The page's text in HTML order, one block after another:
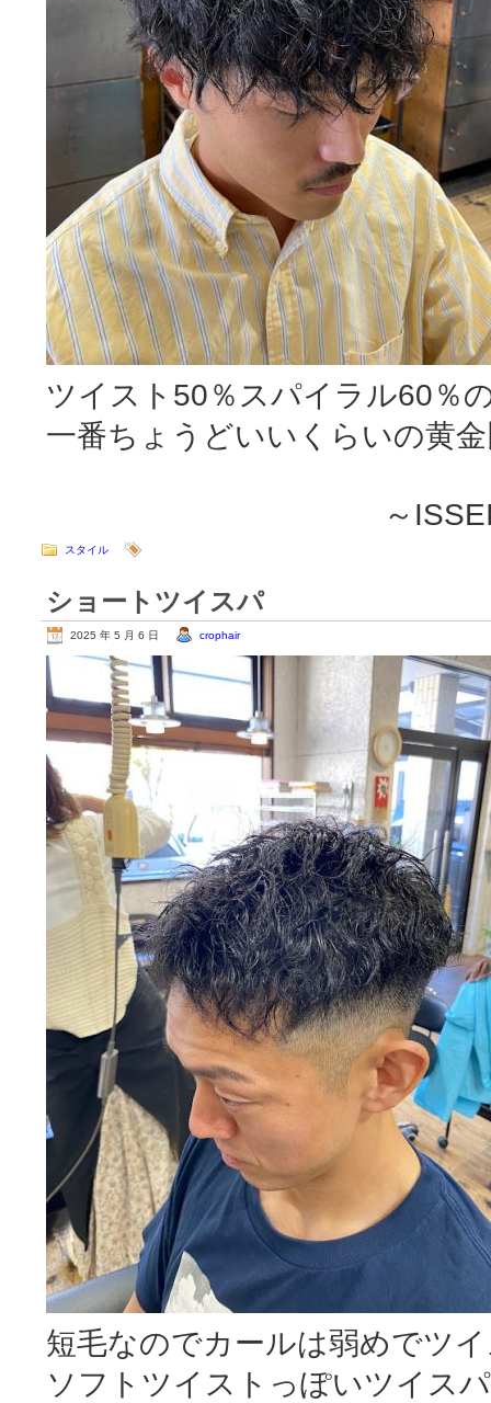
ツイスト50％スパイラル60％
一番ちょうどいいくらいの黄
～ISSEI
スタイル
ショートツイスパ
2025 年 5 月 6 日 crophair
短毛なのでカールは弱めでツ
ソフトツイストっぽいツイスパ